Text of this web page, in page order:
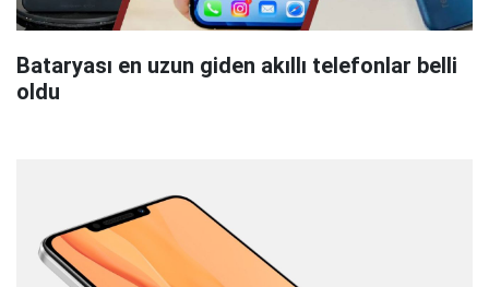
Bataryası en uzun giden akıllı telefonlar belli
oldu